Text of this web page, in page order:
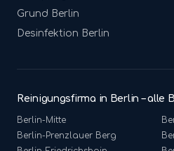
Grund Berlin
Desinfektion Berlin
Reinigungsfirma in Berlin – alle
Berlin-Mitte
Berlin-Prenzlauer Berg